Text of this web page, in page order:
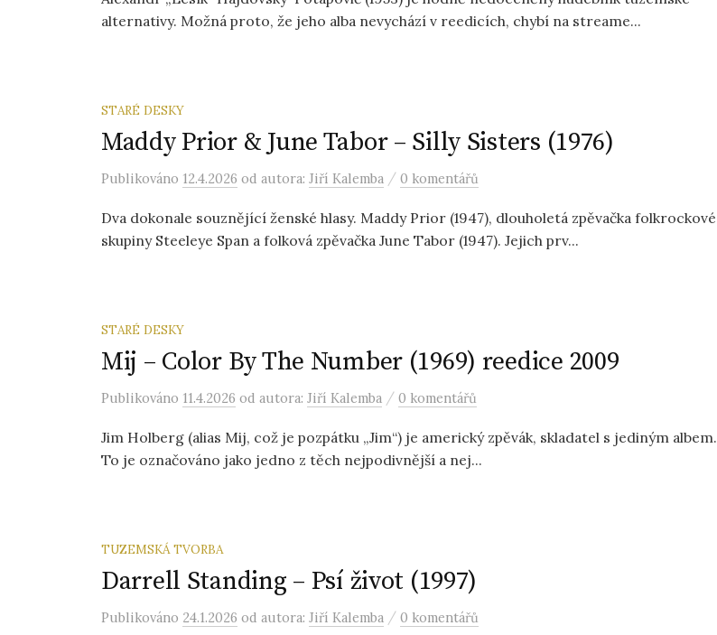
alternativy. Možná proto, že jeho alba nevychází v reedicích, chybí na streame...
STARÉ DESKY
Maddy Prior & June Tabor – Silly Sisters (1976)
Publikováno 12.4.2026 od autora: Jiří Kalemba / 0 komentářů
Dva dokonale souznějící ženské hlasy. Maddy Prior (1947), dlouholetá zpěvačka folkrockové
skupiny Steeleye Span a folková zpěvačka June Tabor (1947). Jejich prv...
STARÉ DESKY
Mij – Color By The Number (1969) reedice 2009
Publikováno 11.4.2026 od autora: Jiří Kalemba / 0 komentářů
Jim Holberg (alias Mij, což je pozpátku „Jim“) je americký zpěvák, skladatel s jediným albem.
To je označováno jako jedno z těch nejpodivnější a nej...
TUZEMSKÁ TVORBA
Darrell Standing – Psí život (1997)
Publikováno 24.1.2026 od autora: Jiří Kalemba / 0 komentářů